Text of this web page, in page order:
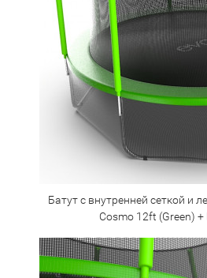
Батут с внутренней сеткой и
Cosmo 12ft (Green) +